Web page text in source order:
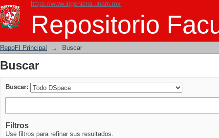
https://www.ingenieria.unam.mx
Repositorio
Buscar
RepoFI Principal → Buscar
Buscar
Buscar:
Filtros
Use filtros para refinar sus resultados.